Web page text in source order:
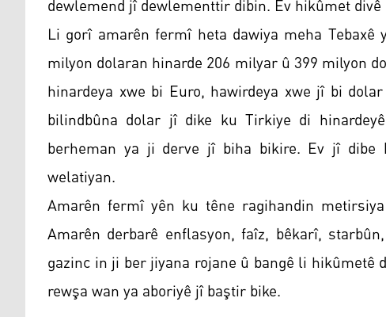
dewlemend jî dewlementtir dibin. Ev hikûmet
Li gorî amarên fermî heta dawiya meha
milyon dolaran hinarde 206 milyar û 399 milyon
hinardeya xwe bi Euro, hawirdeya xwe jî bi
bilindbûna dolar jî dike ku Tirkiye di
berheman ya ji derve jî biha bikire. Ev jî
welatiyan.
Amarên fermî yên ku têne ragihandin
Amarên derbarê enflasyon, faîz, bêkarî,
gazinc in ji ber jiyana rojane û bangê li
rewşa wan ya aboriyê jî baştir bike.